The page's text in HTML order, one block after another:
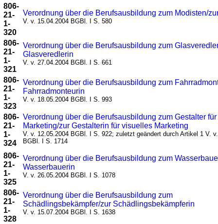
806-
21-
1-
320
Verordnung über die Berufsausbildung zum Modisten/
V. v. 15.04.2004 BGBl. I S. 580
806-
21-
1-
321
Verordnung über die Berufsausbildung zum
Glasveredlerin
V. v. 27.04.2004 BGBl. I S. 661
806-
21-
1-
323
Verordnung über die Berufsausbildung zum
Fahrradmonteurin
V. v. 18.05.2004 BGBl. I S. 993
806-
21-
1-
324
Verordnung über die Berufsausbildung zum Gestalter
Marketing/zur Gestalterin für visuelles Marketing
V. v. 12.05.2004 BGBl. I S. 922; zuletzt geändert durch Artikel 1 V.
BGBl. I S. 1714
806-
21-
1-
325
Verordnung über die Berufsausbildung zum
Wasserbauerin
V. v. 26.05.2004 BGBl. I S. 1078
806-
21-
1-
328
Verordnung über die Berufsausbildung zum
Schädlingsbekämpfer/zur Schädlingsbekämpferin
V. v. 15.07.2004 BGBl. I S. 1638